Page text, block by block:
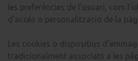
les preferències de l’usuari, com
d’accés o personalització de la
Les cookies o dispositius
tradicionalment associats a les